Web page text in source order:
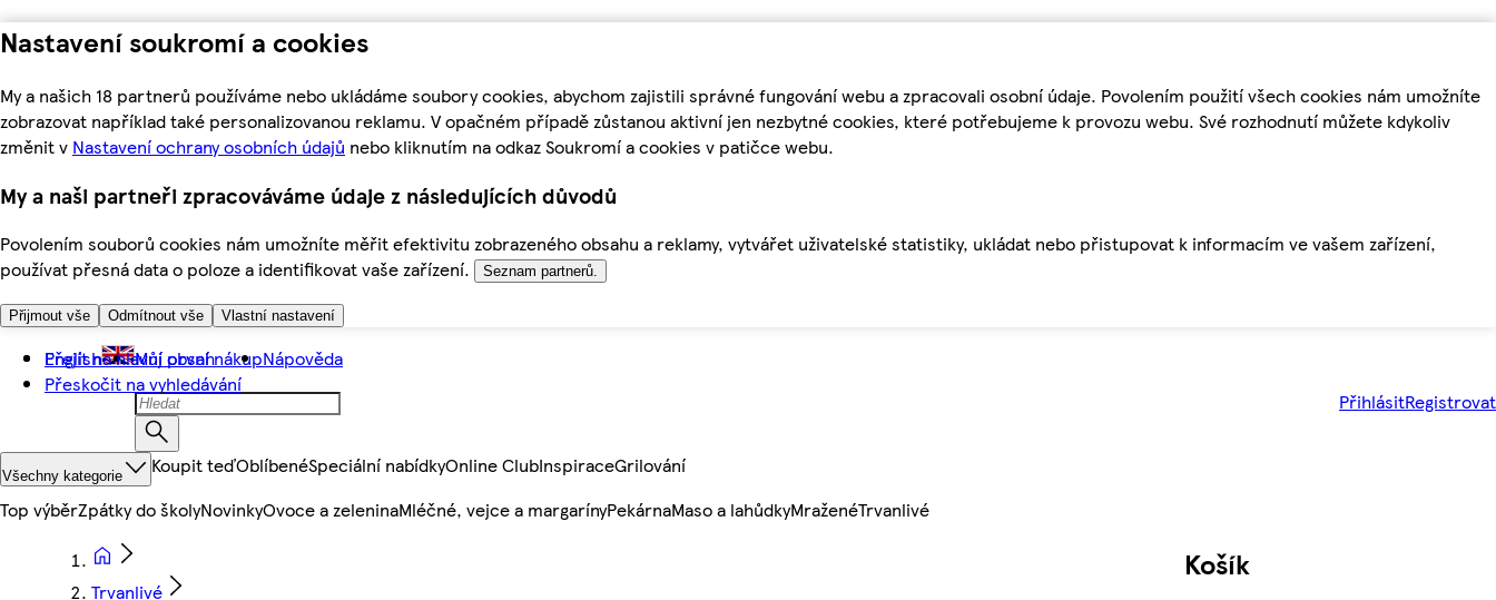
Nastavení soukromí a cookies
My a našich 18 partnerů používáme nebo ukládáme soubory cookies, abychom zajistili správné fungování webu a zpracovali osobní údaje. Povolením použití všech cookies nám umožníte
zobrazovat například také personalizovanou reklamu. V opačném případě zůstanou aktivní jen nezbytné cookies, které potřebujeme k provozu webu. Své rozhodnutí můžete kdykoliv
změnit v Nastavení ochrany osobních údajů nebo kliknutím na odkaz Soukromí a cookies v patičce webu.
My a naši partneři zpracováváme údaje z následujících důvodů
Povolením souborů cookies nám umožníte měřit efektivitu zobrazeného obsahu a reklamy, vytvářet uživatelské statistiky, ukládat nebo přistupovat k informacím ve vašem zařízení,
používat přesná data o poloze a identifikovat vaše zařízení.
Seznam partnerů.
Přijmout vše Odmítnout vše Vlastní nastavení
Přejít na hlavní obsah
Přeskočit na vyhledávání
English Můj první nákupNápověda
PřihlásitRegistrovat
Všechny kategorie Koupit teďOblíbenéSpeciální nabídkyOnline ClubInspiraceGrilování
Top výběrZpátky do školyNovinkyOvoce a zeleninaMléčné, vejce a margarínyPekárnaMaso a lahůdkyMraženéTrvanlivé
Trvanlivé
Košík